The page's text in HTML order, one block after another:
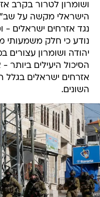
ושומרון לטרור בקרב
הישראלי מקשה על
נגד אזרחים ישראלים -
יהודה ושומרון
הסיכול היעילים ביותר
אזרחים ישראלים בגלל
השונים.